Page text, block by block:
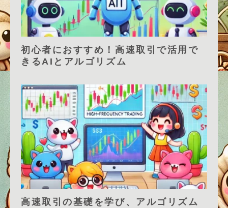
初心者におすすめ！高速取引で活用で
きるAIとアルゴリズム
高速取引の基礎を学び、アルゴリズム